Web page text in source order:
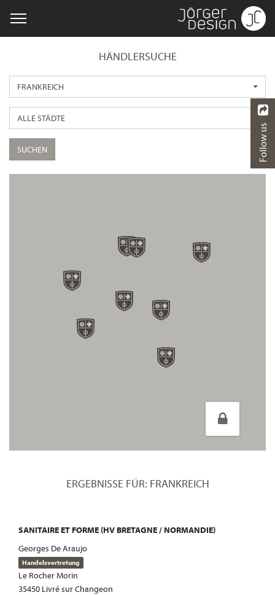
HÄNDLERSUCHE
FRANKREICH
ALLE STÄDTE
SUCHEN
ERGEBNISSE FÜR: FRANKREICH
SANITAIRE ET FORME (HV BRETAGNE / NORMANDIE)
Georges De Araujo
Handelsvertretung
Le Rocher Morin
35450 Livré sur Changeon
Follow us